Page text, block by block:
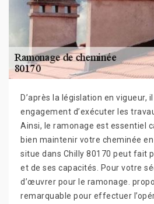
D’après la législation en vigueur,
engagement d’exécuter les
Ainsi, le ramonage est essentiel
bien maintenir votre cheminée
situe dans Chilly 80170 peut fait
et de ses capacités. Pour votre
d’œuvrer pour le ramonage.
remarquable pour effectuer